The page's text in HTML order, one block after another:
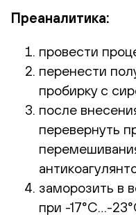
Преаналитика:
провести
перенести
пробирку с
после
перевернуть
заморозить в
при -17°С…-